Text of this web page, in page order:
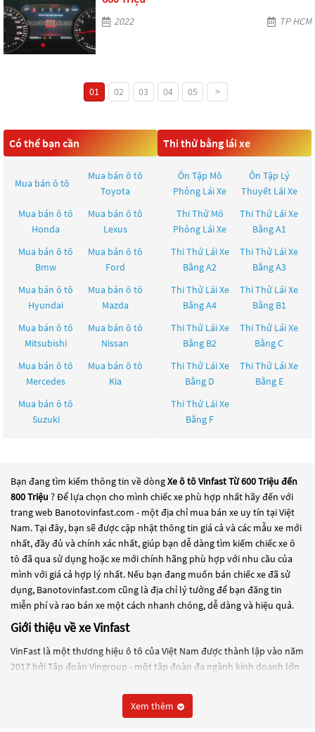
2022 TP HCM
01 02 03 04 05 >
Có thể bạn cần
Mua bán ô tô
Mua bán ô tô
Toyota
Mua bán ô tô
Honda
Mua bán ô tô
Lexus
Mua bán ô tô
Bmw
Mua bán ô tô
Ford
Mua bán ô tô
Hyundai
Mua bán ô tô
Mazda
Mua bán ô tô
Mitsubishi
Mua bán ô tô
Nissan
Mua bán ô tô
Mercedes
Mua bán ô tô
Kia
Mua bán ô tô
Suzuki
Thi thử bằng lái xe
Ôn Tập Mô
Phỏng Lái Xe
Ôn Tập Lý
Thuyết Lái Xe
Thi Thử Mô
Phỏng Lái Xe
Thi Thử Lái Xe
Bằng A1
Thi Thử Lái Xe
Bằng A2
Thi Thử Lái Xe
Bằng A3
Thi Thử Lái Xe
Bằng A4
Thi Thử Lái Xe
Bằng B1
Thi Thử Lái Xe
Bằng B2
Thi Thử Lái Xe
Bằng C
Thi Thử Lái Xe
Bằng D
Thi Thử Lái Xe
Bằng E
Thi Thử Lái Xe
Bằng F
Bạn đang tìm kiếm thông tin về dòngXe ô tô Vinfast Từ 600 Triệu đến
800 Triệu ? Để lựa chọn cho mình chiếc xe phù hợp nhất hãy đến với
trang web Banotovinfast.com - một địa chỉ mua bán xe uy tín tại Việt
Nam. Tại đây, bạn sẽ được cập nhật thông tin giá cả và các mẫu xe mới
nhất, đầy đủ và chính xác nhất, giúp bạn dễ dàng tìm kiếm chiếc xe ô
tô đã qua sử dụng hoặc xe mới chính hãng phù hợp với nhu cầu của
mình với giá cả hợp lý nhất. Nếu bạn đang muốn bán chiếc xe đã sử
dụng, Banotovinfast.com cũng là địa chỉ lý tưởng để bạn đăng tin
miễn phí và rao bán xe một cách nhanh chóng, dễ dàng và hiệu quả.
Giới thiệu về xe Vinfast
VinFast là một thương hiệu ô tô của Việt Nam được thành lập vào năm
2017 bởi Tập đoàn Vingroup - một tập đoàn đa ngành kinh doanh lớn
thương hiệu ô tô hàng đầu tại Đông Nam Á và đang tiến hành xây
dựng nhà máy sản xuất ô tô tại khu kinh tế Đình Vũ - Cát Hải, Hải
Xem thêm